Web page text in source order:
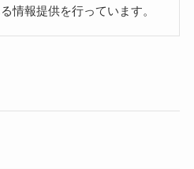
情報提供を行っています。